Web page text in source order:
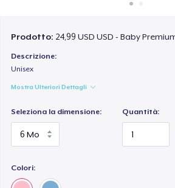
Prodotto: 24,99 USD USD - Baby
Descrizione:
Unisex
Mostra Ulteriori Dettagli
Seleziona la dimensione: Quantità:
Colori: